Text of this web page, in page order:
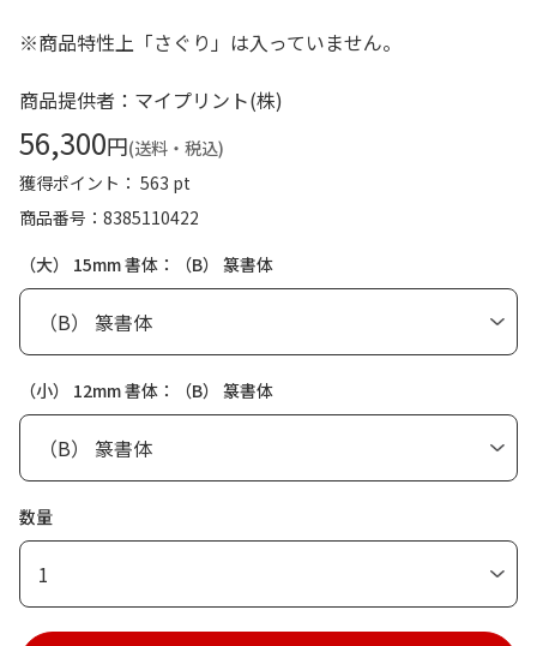
※商品特性上「さぐり」は入っていません。
商品提供者：マイプリント(株)
56,300円(送料・税込)
獲得ポイント： 563 pt
商品番号
8385110422
（大） 15mm 書体：（B） 篆書体
（小） 12mm 書体：（B） 篆書体
数量
1